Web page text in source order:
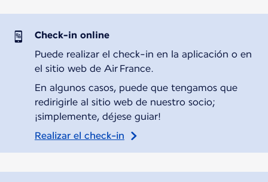
Check-in online
Puede realizar el check-in en la aplicación o en
el sitio web de Air France.
En algunos casos, puede que tengamos que
redirigirle al sitio web de nuestro socio;
¡simplemente, déjese guiar!
Realizar el check-in